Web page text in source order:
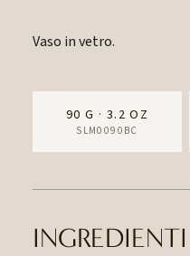
Vaso in vetro.
90 G · 3.2 OZ
SLM0090BC
INGREDIENTI